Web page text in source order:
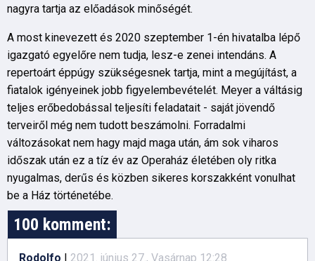
nagyra tartja az előadások minőségét.
A most kinevezett és 2020 szeptember 1-én hivatalba lépő
igazgató egyelőre nem tudja, lesz-e zenei intendáns. A
repertoárt éppúgy szükségesnek tartja, mint a megújítást, a
fiatalok igényeinek jobb figyelembevételét. Meyer a váltásig
teljes erőbedobással teljesíti feladatait - saját jövendő
terveiről még nem tudott beszámolni. Forradalmi
változásokat nem hagy majd maga után, ám sok viharos
időszak után ez a tíz év az Operaház életében oly ritka
nyugalmas, derűs és közben sikeres korszakként vonulhat
be a Ház történetébe.
100 komment:
Rodolfo | 2021. június 27., Vasárnap 12:28